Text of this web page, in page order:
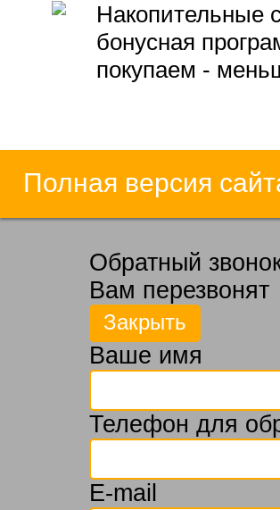
Накопительные
бонусная
покупаем -
Полная версия
Обратный
Вам перезвонят
Ваше имя
Телефон для
E-mail